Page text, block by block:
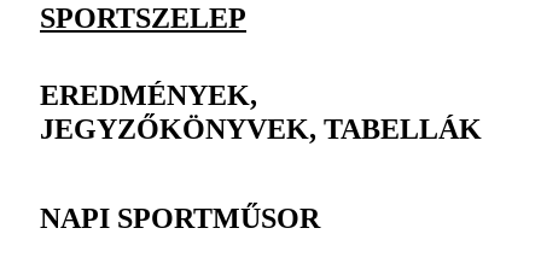
SPORTSZELEP
EREDMÉNYEK,
JEGYZŐKÖNYVEK, TABELLÁK
NAPI SPORTMŰSOR